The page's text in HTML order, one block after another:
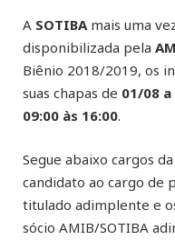
A SOTIBAmais uma
disponibilizada pela
Biênio 2018/2019, os
suas chapas de 01/08 a
09:00 às 16:00.
Segue abaixo cargos da
candidato ao cargo de
titulado adimplente e
sócio AMIB/SOTIBA